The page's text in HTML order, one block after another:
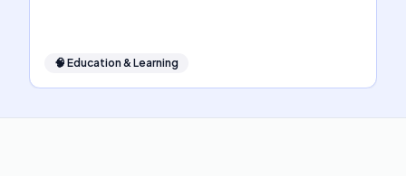
🧠 Education & Learning